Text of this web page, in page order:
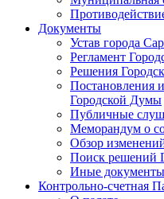
Документы
Устав города
Регламент
Решения
Постановления
Городской Думы
Публичные
Меморандум о
Обзор
Поиск решений
Иные документы
Контрольно-счетная